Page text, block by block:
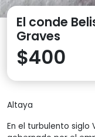
El conde
Graves
$400
Altaya
En el turbulento siglo